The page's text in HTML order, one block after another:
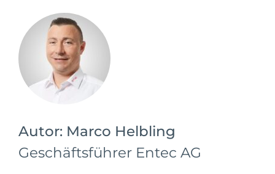
Autor: Marco Helbling
Geschäftsführer Entec AG